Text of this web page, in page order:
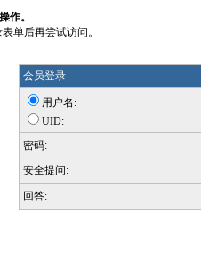
作。
单后再尝试访问。
会员登录
用户名:
UID:
密码:
安全提问:
回答: